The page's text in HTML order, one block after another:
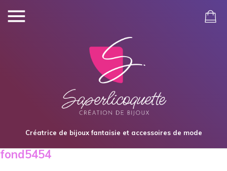
Créatrice de bijoux fantaisie et accessoires de mode
fond5454